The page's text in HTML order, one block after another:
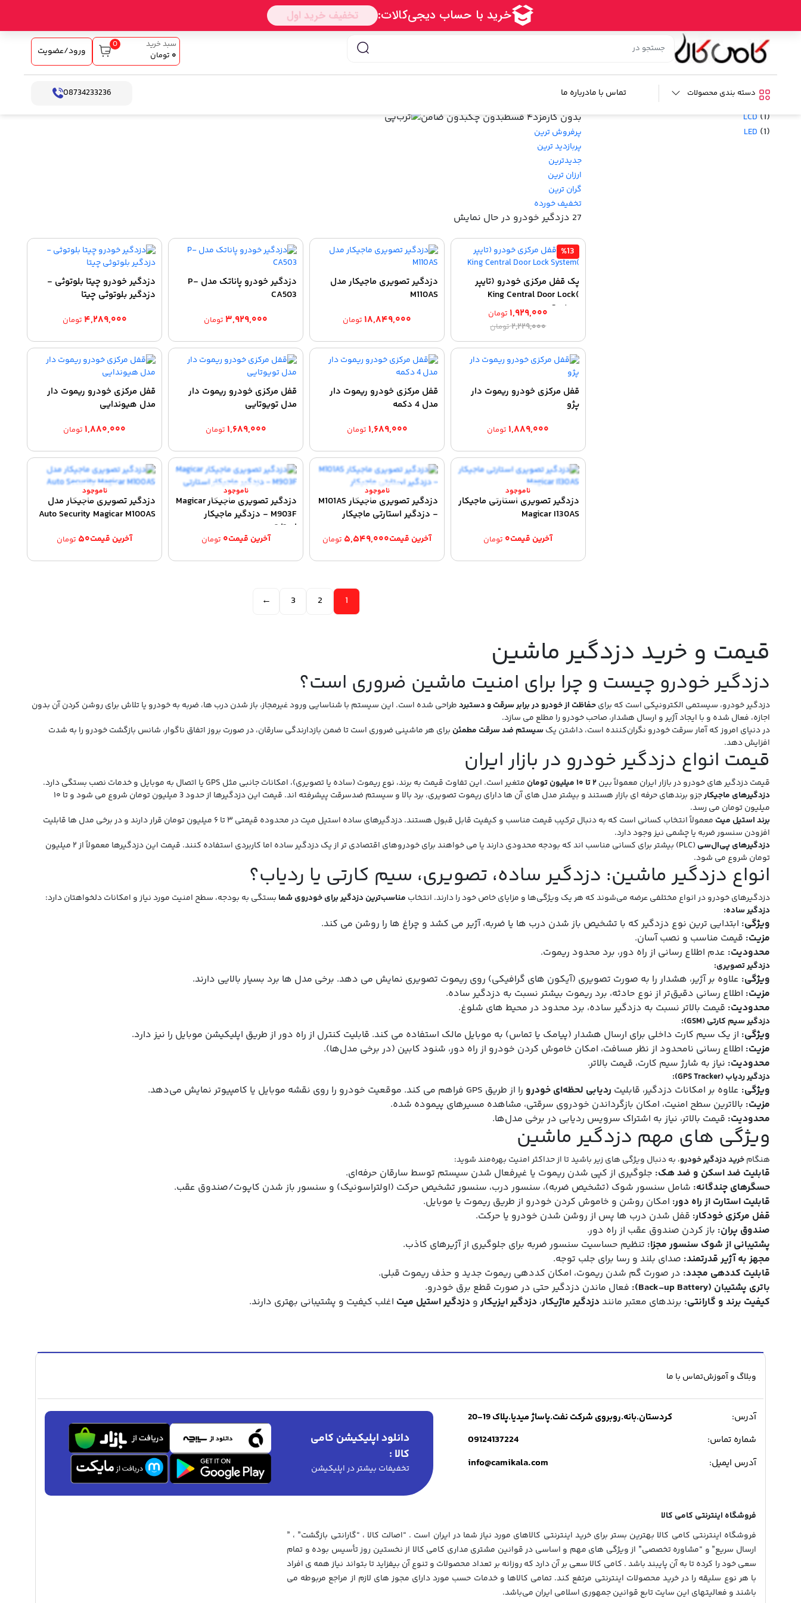
0
۰ تومان
سبد خرید
ورود/عضویت
دسته بندی محصولات تماس با مادرباره ما 08734233236
دزدگیر خودرو
فیلترها :
محدوده قیمت
نوع صفحه نمایش
LCD (1)
LED (1)
بدون کارمزد۴ قسط بدون چکبدون ضامن
پرفروش ترین
پربازدید ترین
جدیدترین
ارزان ترین
گران ترین
تخفیف خورده
27 دزدگیر خودرو در حال نمایش
%13
پک قفل مرکزی خودرو (تایپر
)King Central Door Lock
System
۲,۲۲۹,۰۰۰تومان
قیمت
اصلی:
۲,۲۲۹,۰۰۰ تومان
بود.
۱,۹۲۹,۰۰۰ تومان
قیمت
فعلی:
۱,۹۲۹,۰۰۰ تومان.
دزدگیر تصویری ماجیکار مدل
M110AS
۱۸,۸۴۹,۰۰۰ تومان
دزدگیر خودرو پاناتک مدل P-
CA503
۳,۹۲۹,۰۰۰ تومان
دزدگیر خودرو چیتا بلوتوثی -
دزدگیر بلوتوثی چیتا
۴,۲۸۹,۰۰۰ تومان
قفل مرکزی خودرو ریموت دار
پژو
۱,۸۸۹,۰۰۰ تومان
قفل مرکزی خودرو ریموت دار
مدل 4 دکمه
۱,۶۸۹,۰۰۰ تومان
قفل مرکزی خودرو ریموت دار
مدل تویوتایی
۱,۶۸۹,۰۰۰ تومان
قفل مرکزی خودرو ریموت دار
مدل هیوندایی
۱,۸۸۰,۰۰۰ تومان
دزدگیر تصویری استارتی ماجیکار
Magicar I130AS
۰ تومان
دزدگیر تصویری ماجیکار M101AS
- دزدگیر استارتی ماجیکار
۵,۵۴۹,۰۰۰ تومان
دزدگیر تصویری ماجیکار Magicar
M903F - دزدگیر ماجیکار
استارتی
۰ تومان
دزدگیر تصویری ماجیکار مدل
Auto Security Magicar M100AS
۵۰ تومان
1
2
3
←
قیمت و خرید دزدگیر ماشین
دزدگیر خودرو چیست و چرا برای امنیت ماشین ضروری است؟
دزدگیر خودرو، سیستمی الکترونیکی است که برایحفاظت از خودرو در برابر سرقت و دستبردطراحی شده است. این سیستم با شناسایی ورود غیرمجاز، باز شدن درب‌ ها، ضربه به خودرو یا تلاش برای روشن کردن آن بدون
اجازه، فعال شده و با ایجاد آژیر و ارسال هشدار، صاحب خودرو را مطلع می‌ سازد.
در دنیای امروز که آمار سرقت خودرو نگران‌کننده است، داشتن یکسیستم ضد سرقت مطمئن برای هر ماشینی ضروری است تا ضمن بازدارندگی سارقان، در صورت بروز اتفاق ناگوار، شانس بازگشت خودرو را به شدت
افزایش دهد.
قیمت انواع دزدگیر خودرو در بازار ایران
قیمت دزدگیر های خودرو در بازار ایران معمولاً بین۲ تا ۱۰ میلیون تومان
متغیر است. این تفاوت قیمت به برند، نوع ریموت (ساده یا تصویری)، امکانات جانبی مثل GPS یا اتصال به موبایل و خدمات نصب بستگی دارد.
دزدگیرهای ماجیکار
جزو برندهای حرفه‌ ای بازار هستند و بیشتر مدل‌ های آن‌ ها دارای ریموت تصویری، برد بالا و سیستم ضدسرقت پیشرفته‌ اند. قیمت این دزدگیرها از حدود 3 میلیون تومان شروع می‌ شود و تا ۱۰
میلیون تومان می‌ رسد.
برند استیل میت
معمولاً انتخاب کسانی است که به‌ دنبال ترکیب قیمت مناسب و کیفیت قابل قبول هستند. دزدگیرهای ساده استیل میت در محدوده قیمتی ۳ تا ۶ میلیون تومان قرار دارند و در برخی مدل‌ ها قابلیت
افزودن سنسور ضربه یا چشمی نیز وجود دارد.
دزدگیرهای پی‌ال‌سی
(PLC) بیشتر برای کسانی مناسب‌ اند که بودجه محدودی دارند یا می‌ خواهند برای خودروهای اقتصادی‌ تر از یک دزدگیر ساده اما کاربردی استفاده کنند. قیمت این دزدگیرها معمولاً از ۲ میلیون
تومان شروع می‌ شود.
انواع دزدگیر ماشین: دزدگیر ساده، تصویری، سیم کارتی یا ردیاب؟
دزدگیرهای خودرو در انواع مختلفی عرضه می‌شوند که هر یک ویژگی‌ها و مزایای خاص خود را دارند. انتخاب مناسب‌ترین دزدگیر برای خودروی شما بستگی به بودجه، سطح امنیت مورد نیاز و امکانات دلخواهتان دارد:
دزدگیر ساده:
ویژگی: ابتدایی‌ ترین نوع دزدگیر که با تشخیص باز شدن درب‌ ها یا ضربه، آژیر می‌ کشد و چراغ‌ ها را روشن می‌ کند.
مزیت: قیمت مناسب و نصب آسان.
محدودیت: عدم اطلاع‌ رسانی از راه دور، برد محدود ریموت.
دزدگیر تصویری:
ویژگی: علاوه بر آژیر، هشدار را به صورت تصویری (آیکون‌ های گرافیکی) روی ریموت تصویری نمایش می‌ دهد. برخی مدل‌ ها برد بسیار بالایی دارند.
مزیت: اطلاع‌ رسانی دقیق‌تر از نوع حادثه، برد ریموت بیشتر نسبت به دزدگیر ساده.
محدودیت: قیمت بالاتر نسبت به دزدگیر ساده، برد محدود در محیط‌ های شلوغ.
دزدگیر سیم کارتی (GSM):
ویژگی: از یک سیم کارت داخلی برای ارسال هشدار (پیامک یا تماس) به موبایل مالک استفاده می‌ کند. قابلیت کنترل از راه دور از طریق اپلیکیشن موبایل را نیز دارد.
مزیت: اطلاع‌ رسانی نامحدود از نظر مسافت، امکان خاموش کردن خودرو از راه دور، شنود کابین (در برخی مدل‌ها).
محدودیت: نیاز به شارژ سیم کارت، قیمت بالاتر.
دزدگیر ردیاب (GPS Tracker):
ویژگی: علاوه بر امکانات دزدگیر، قابلیت ردیابی لحظه‌ای خودرو را از طریق GPS فراهم می‌ کند. موقعیت خودرو را روی نقشه موبایل یا کامپیوتر نمایش می‌دهد.
مزیت: بالاترین سطح امنیت، امکان بازگرداندن خودروی سرقتی، مشاهده مسیرهای پیموده شده.
محدودیت: قیمت بالاتر، نیاز به اشتراک سرویس ردیابی در برخی مدل‌ها.
ویژگی های مهم دزدگیر ماشین
هنگامخرید دزدگیر خودرو، به دنبال ویژگی‌ های زیر باشید تا از حداکثر امنیت بهره‌مند شوید:
قابلیت ضد اسکن و ضد هک: جلوگیری از کپی شدن ریموت یا غیرفعال شدن سیستم توسط سارقان حرفه‌ای.
حسگرهای چندگانه: شامل سنسور شوک (تشخیص ضربه)، سنسور درب، سنسور تشخیص حرکت (اولتراسونیک) و سنسور باز شدن کاپوت/صندوق عقب.
قابلیت استارت از راه دور: امکان روشن و خاموش کردن خودرو از طریق ریموت یا موبایل.
قفل مرکزی خودکار: قفل شدن درب‌ ها پس از روشن شدن خودرو یا حرکت.
صندوق پران: باز کردن صندوق عقب از راه دور.
پشتیبانی از شوک سنسور مجزا: تنظیم حساسیت سنسور ضربه برای جلوگیری از آژیرهای کاذب.
مجهز به آژیر قدرتمند: صدای بلند و رسا برای جلب توجه.
قابلیت کددهی مجدد: در صورت گم شدن ریموت، امکان کددهی ریموت جدید و حذف ریموت قبلی.
باتری پشتیبان (Back-up Battery):
فعال ماندن دزدگیر حتی در صورت قطع برق خودرو.
کیفیت برند و گارانتی: برندهای معتبر ماننددزدگیر ماژیکار،دزدگیر ایزیکارودزدگیر استیل میت اغلب کیفیت و پشتیبانی بهتری دارند.
وبلاگ و آموزشتماس با ما
آدرس:
کردستان.بانه.روبروی شرکت نفت.پاساژ میدیا.پلاک 19-20
شماره تماس:
09124137224
آدرس ایمیل: info@camikala.com
دانلود اپلیکیشن کامی
کالا :
تخفیفات بیشتر در اپلیکیشن
فروشگاه اینترنتی کامی کالا
فروشگاه اینترنتی کامی کالا بهترین بستر برای خرید اینترنتی کالاهای مورد نیاز شما در ایران است . “اصالت کالا ، “گارانتی بازگشت” ، ”
ارسال سریع” و “مشاوره تخصصی” از ویژگی های مهم و اساسی در قوانین مشتری مداری کامی کالا از نخستین روز تأسیس بوده و تمام
سعی خود را کرده تا به آن پایبند باشد . کامی کالا سعی بر آن دارد که روزانه بر تعداد محصولات و تنوع آن بیفزاید تا بتواند نیاز همه ی افراد
با هر نوع سلیقه را در خرید محصولات اینترنتی مرتفع کند. تمامی کالاها و خدمات حسب مورد دارای مجوز های لازم از مراجع مربوطه می
باشند و فعالیتهای این سایت تابع قوانین جمهوری اسلامی ایران می‌باشد.